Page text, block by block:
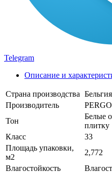
Telegram
Описание и
Страна производства Бельгия
Производитель
PERGO
Тон
Белые
плитку
Класс
33
Площадь упаковки,
м2
2,772
Влагостойкость